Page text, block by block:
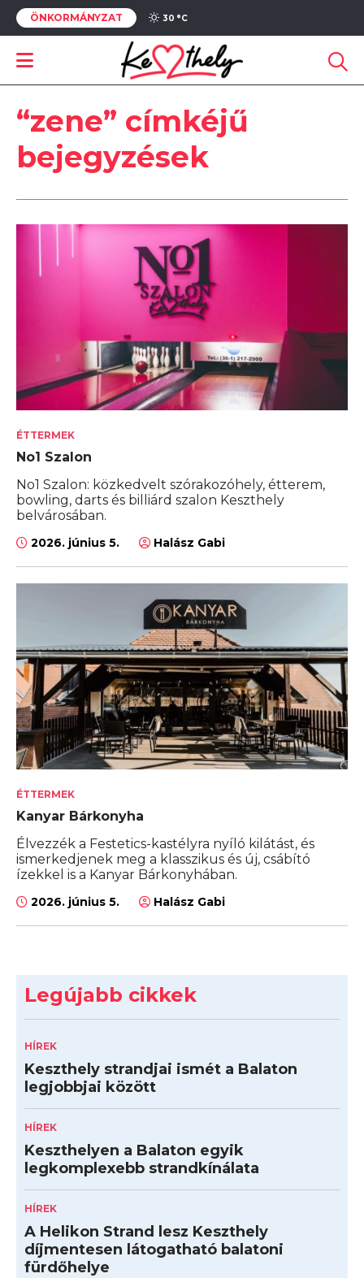
ÖNKORMÁNYZAT 30 °C
“zene” címkéjű
bejegyzések
ÉTTERMEK
No1 Szalon
No1 Szalon: közkedvelt szórakozóhely, étterem,
bowling, darts és billiárd szalon Keszthely
belvárosában.
2026. június 5. Halász Gabi
ÉTTERMEK
Kanyar Bárkonyha
Élvezzék a Festetics-kastélyra nyíló kilátást, és
ismerkedjenek meg a klasszikus és új, csábító
ízekkel is a Kanyar Bárkonyhában.
2026. június 5. Halász Gabi
Legújabb cikkek
HÍREK
Keszthely strandjai ismét a Balaton
legjobbjai között
HÍREK
Keszthelyen a Balaton egyik
legkomplexebb strandkínálata
HÍREK
A Helikon Strand lesz Keszthely
díjmentesen látogatható balatoni
fürdőhelye